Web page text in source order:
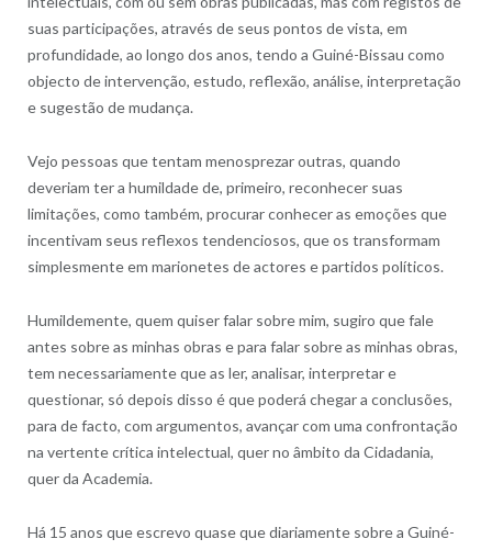
suas participações, através de seus pontos de vista, em
profundidade, ao longo dos anos, tendo a Guiné-Bissau como
objecto de intervenção, estudo, reflexão, análise, interpretação
e sugestão de mudança.
Vejo pessoas que tentam menosprezar outras, quando
deveriam ter a humildade de, primeiro, reconhecer suas
limitações, como também, procurar conhecer as emoções que
incentivam seus reflexos tendenciosos, que os transformam
simplesmente em marionetes de actores e partidos políticos.
Humildemente, quem quiser falar sobre mim, sugiro que fale
antes sobre as minhas obras e para falar sobre as minhas obras,
tem necessariamente que as ler, analisar, interpretar e
questionar, só depois disso é que poderá chegar a conclusões,
para de facto, com argumentos, avançar com uma confrontação
na vertente crítica intelectual, quer no âmbito da Cidadania,
quer da Academia.
Há 15 anos que escrevo quase que diariamente sobre a Guiné-